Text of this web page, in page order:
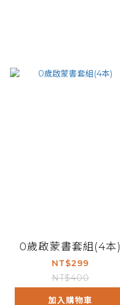
0歲啟蒙書套組(4本)
NT$299
NT$400
加入購物車